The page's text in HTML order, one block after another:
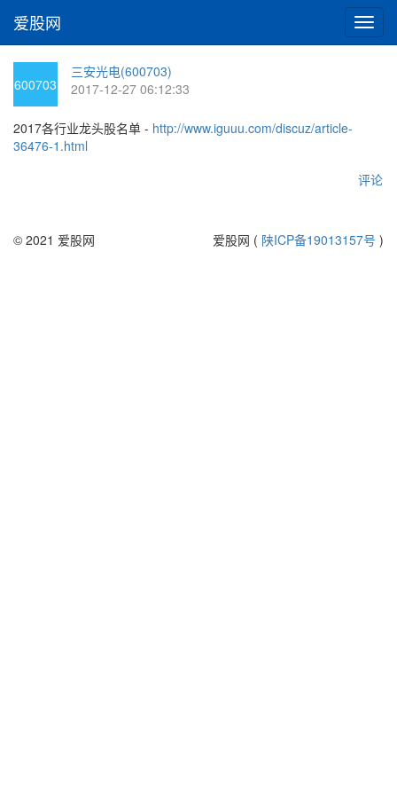
切
换
爱股网
600703
三安光电(600703)
2017-12-27 06:12:33
2017各行业龙头股名单 - http://www.iguuu.com/discuz/article-
36476-1.html
评论
© 2021 爱股网 爱股网 ( 陕ICP备19013157号 )